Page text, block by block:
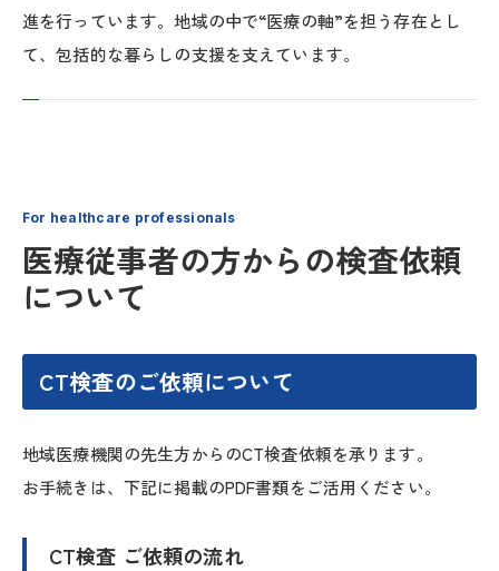
進を行っています。地域の中で“医療の軸”を担う存在とし
て、包括的な暮らしの支援を支えています。
For healthcare professionals
医療従事者の方からの検査依頼
について
CT検査のご依頼について
地域医療機関の先生方からのCT検査依頼を承ります。
お手続きは、下記に掲載のPDF書類をご活用ください。
CT検査 ご依頼の流れ